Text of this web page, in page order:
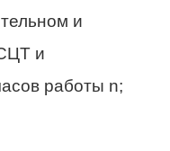
и
и
работы n;